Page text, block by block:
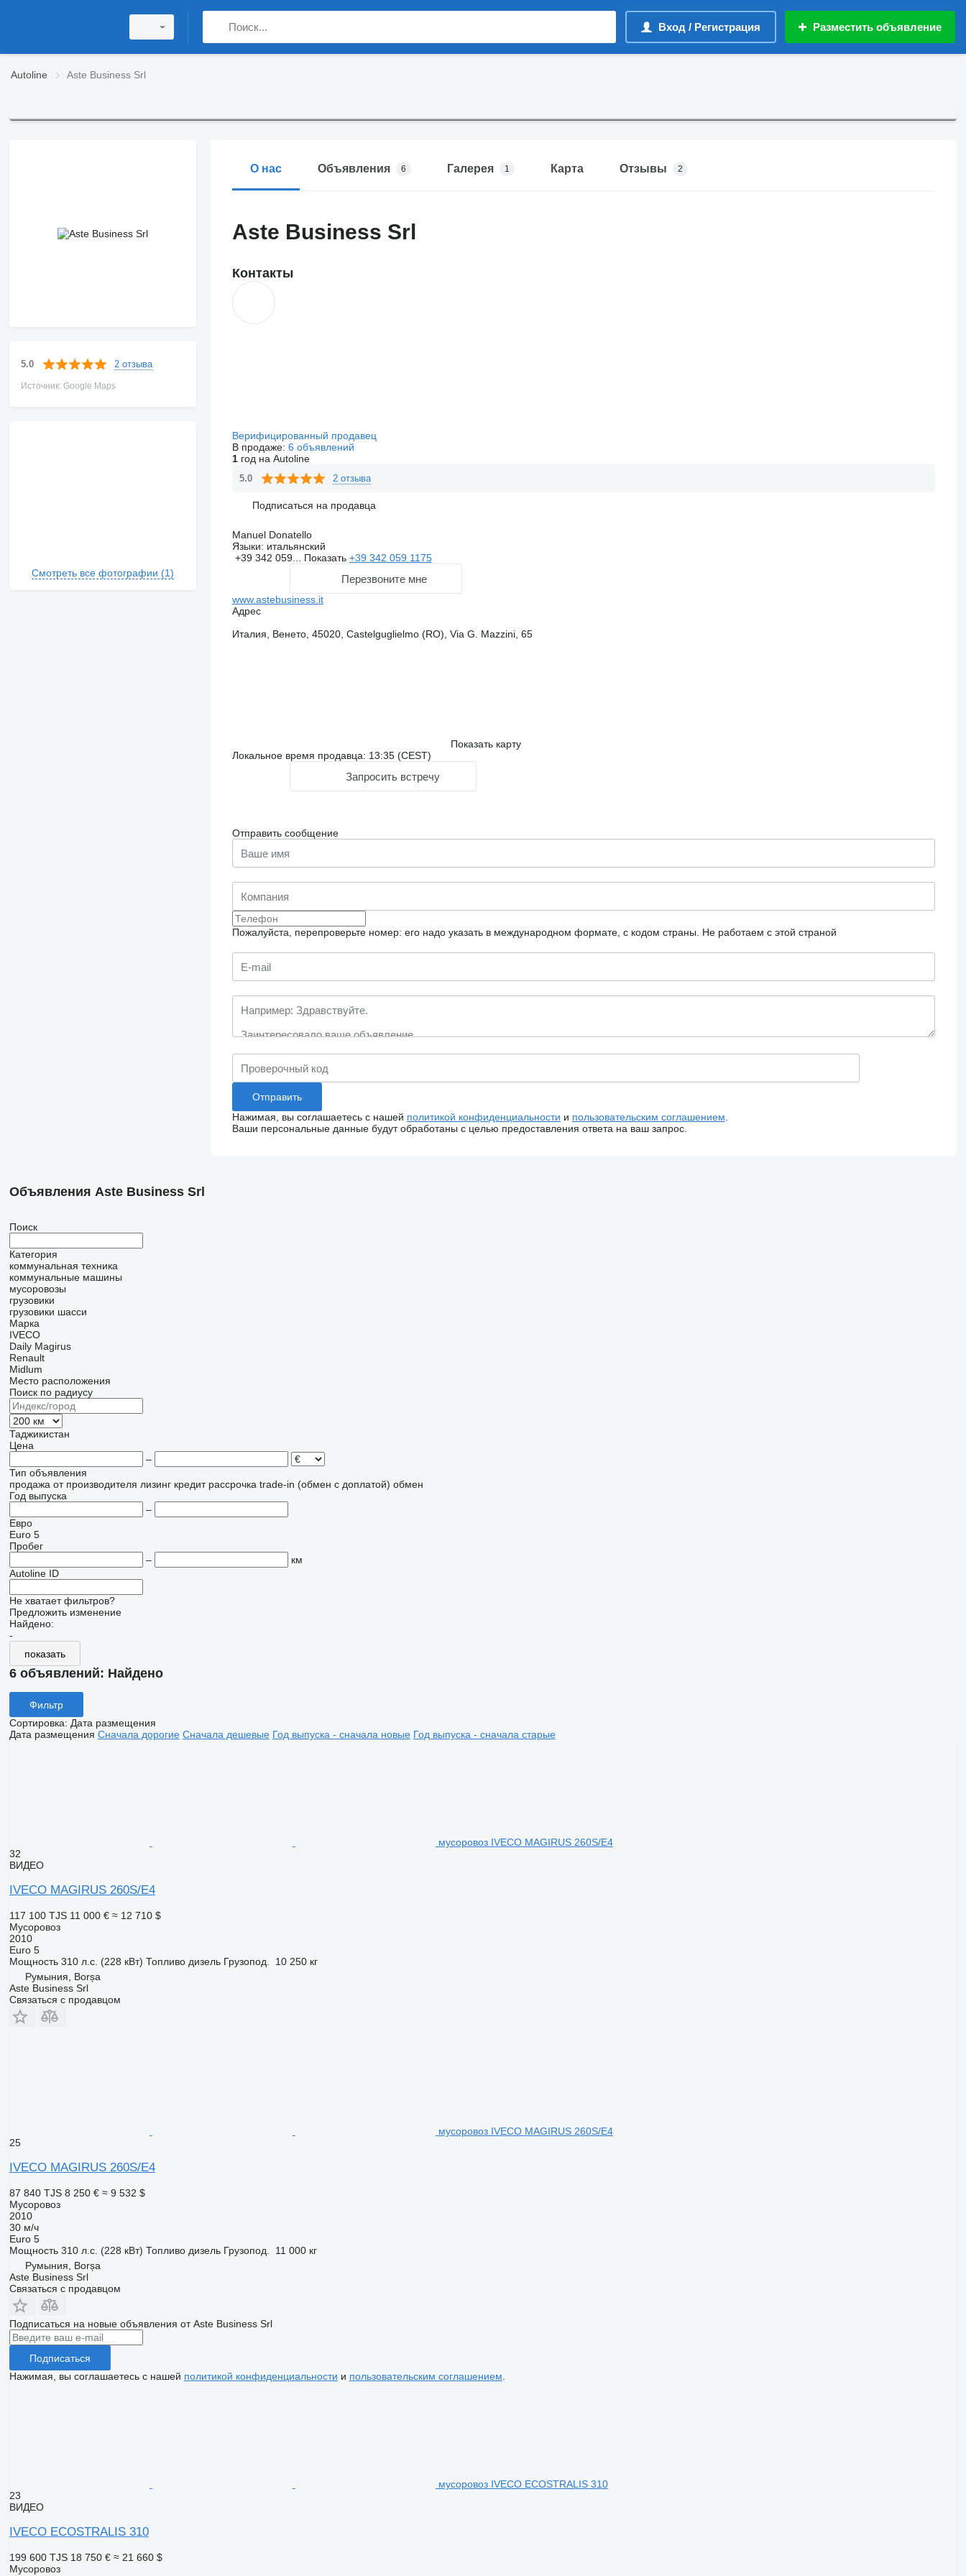
Вход / Регистрация Разместить объявление
Autoline Aste Business Srl
5.0 2 отзыва
Источник: Google Maps
Смотреть все фотографии (1)
О нас Объявления 6 Галерея 1 Карта Отзывы 2
Aste Business Srl
Контакты
Верифицированный продавец
В продаже: 6 объявлений
1год на Autoline
5.0 2 отзыва
Подписаться на продавца
Manuel Donatello
Языки: итальянский
+39 342 059... Показать +39 342 059 1175
Перезвоните мне
www.astebusiness.it
Адрес
Италия, Венето, 45020, Castelguglielmo (RO), Via G. Mazzini, 65
Показать карту
Локальное время продавца: 13:35 (CEST)
Запросить встречу
Отправить сообщение
Пожалуйста, перепроверьте номер: его надо указать в международном формате, с кодом страны. Не работаем с этой страной
Нажимая, вы соглашаетесь с нашей политикой конфиденциальности и пользовательским соглашением
Ваши персональные данные будут обработаны с целью предоставления ответа на ваш запрос.
Объявления Aste Business Srl
Поиск
Категория
коммунальная техника
коммунальные машины
мусоровозы
грузовики
грузовики шасси
Марка
IVECO
Daily Magirus
Renault
Midlum
Место расположения
Поиск по радиусу
Таджикистан
Цена
–
Тип объявления
продажа от производителя лизинг кредит рассрочка trade-in (обмен с доплатой) обмен
Год выпуска
–
Евро
Euro 5
Пробег
–
км
Autoline ID
Не хватает фильтров?
Предложить изменение
Найдено:
-
показать
6 объявлений: Найдено
Фильтр
Сортировка: Дата размещения
Дата размещения Сначала дорогие Сначала дешевые Год выпуска - сначала новые Год выпуска - сначала старые
мусоровоз IVECO MAGIRUS 260S/E4
32
ВИДЕО
IVECO MAGIRUS 260S/E4
117 100 TJS 11 000 € ≈ 12 710 $
Мусоровоз
2010
Euro 5
Мощность 310 л.с. (228 кВт) Топливо дизель Грузопод.
10 250 кг
Румыния, Borșa
Aste Business Srl
Связаться с продавцом
мусоровоз IVECO MAGIRUS 260S/E4
25
IVECO MAGIRUS 260S/E4
87 840 TJS 8 250 € ≈ 9 532 $
Мусоровоз
2010
30 м/ч
Euro 5
Мощность 310 л.с. (228 кВт) Топливо дизель Грузопод.
11 000 кг
Румыния, Borșa
Aste Business Srl
Связаться с продавцом
Подписаться на новые объявления от Aste Business Srl
Подписаться
Нажимая, вы соглашаетесь с нашей политикой конфиденциальности и пользовательским соглашением
мусоровоз IVECO ECOSTRALIS 310
23
ВИДЕО
IVECO ECOSTRALIS 310
199 600 TJS 18 750 € ≈ 21 660 $
Мусоровоз